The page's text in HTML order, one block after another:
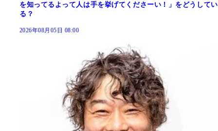
を知ってるよって人は手を挙げてくださーい！」をどうしてい
る？
2026年08月05日 08:00